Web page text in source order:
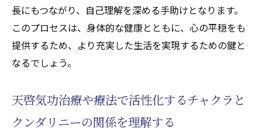
長にもつながり、自己理解を深める手助けとなります。
このプロセスは、身体的な健康とともに、心の平穏をも
提供するため、より充実した生活を実現するための鍵と
なるでしょう。
天啓気功治療や療法で活性化するチャクラと
クンダリニーの関係を理解する